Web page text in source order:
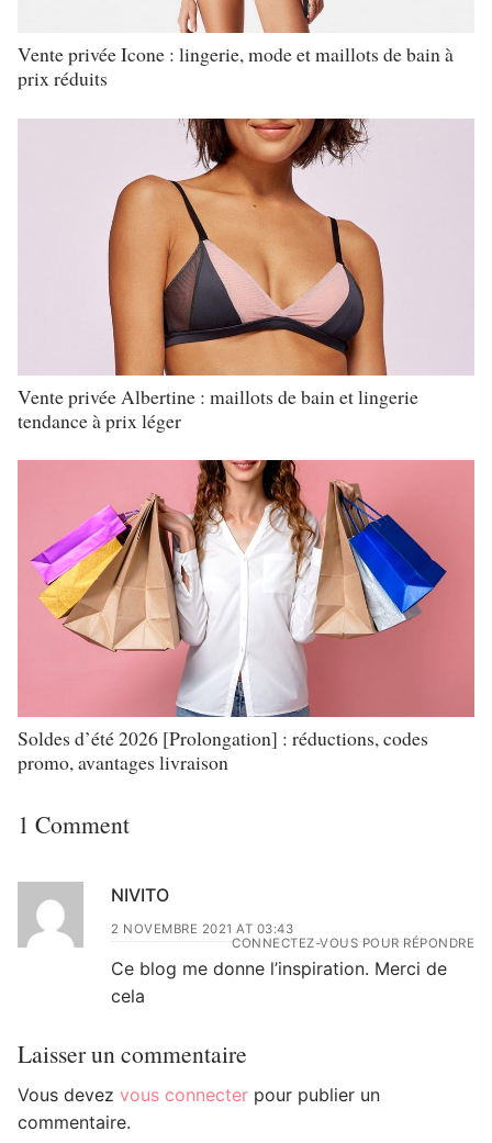
Vente privée Icone : lingerie, mode et maillots de bain à
prix réduits
Vente privée Albertine : maillots de bain et lingerie
tendance à prix léger
Soldes d’été 2026 [Prolongation] : réductions, codes
promo, avantages livraison
1 Comment
NIVITO
2 NOVEMBRE 2021 AT 03:43
CONNECTEZ-VOUS POUR RÉPONDRE
Ce blog me donne l’inspiration. Merci de
cela
Laisser un commentaire
Vous devez vous connecter pour publier un
commentaire.